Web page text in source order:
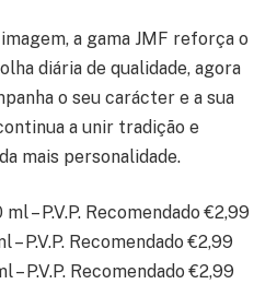
a gama JMF reforça o
diária de qualidade, agora
o seu carácter e a sua
a unir tradição e
mais personalidade.
ml – P.V.P. Recomendado €2,99
– P.V.P. Recomendado €2,99
– P.V.P. Recomendado €2,99